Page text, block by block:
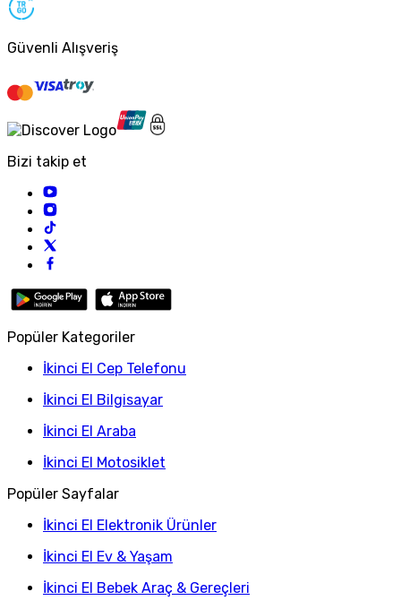
Güvenli Alışveriş
Bizi takip et
Popüler Kategoriler
İkinci El Cep Telefonu
İkinci El Bilgisayar
İkinci El Araba
İkinci El Motosiklet
Popüler Sayfalar
İkinci El Elektronik Ürünler
İkinci El Ev & Yaşam
İkinci El Bebek Araç & Gereçleri